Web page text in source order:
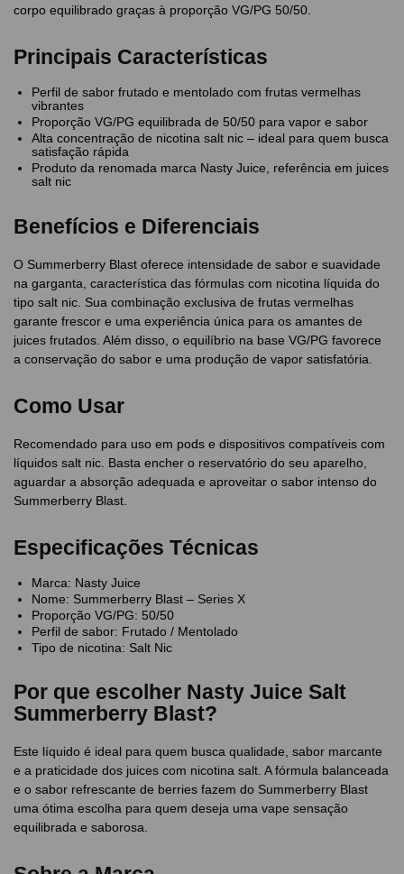
corpo equilibrado graças à proporção VG/PG 50/50.
Principais Características
Perfil de sabor frutado e mentolado com frutas vermelhas
vibrantes
Proporção VG/PG equilibrada de 50/50 para vapor e sabor
Alta concentração de nicotina salt nic – ideal para quem busca
satisfação rápida
Produto da renomada marca Nasty Juice, referência em juices
salt nic
Benefícios e Diferenciais
O Summerberry Blast oferece intensidade de sabor e suavidade
na garganta, característica das fórmulas com nicotina líquida do
tipo salt nic. Sua combinação exclusiva de frutas vermelhas
garante frescor e uma experiência única para os amantes de
juices frutados. Além disso, o equilíbrio na base VG/PG favorece
a conservação do sabor e uma produção de vapor satisfatória.
Como Usar
Recomendado para uso em pods e dispositivos compatíveis com
líquidos salt nic. Basta encher o reservatório do seu aparelho,
aguardar a absorção adequada e aproveitar o sabor intenso do
Summerberry Blast.
Especificações Técnicas
Marca: Nasty Juice
Nome: Summerberry Blast – Series X
Proporção VG/PG: 50/50
Perfil de sabor: Frutado / Mentolado
Tipo de nicotina: Salt Nic
Por que escolher Nasty Juice Salt
Summerberry Blast?
Este líquido é ideal para quem busca qualidade, sabor marcante
e a praticidade dos juices com nicotina salt. A fórmula balanceada
e o sabor refrescante de berries fazem do Summerberry Blast
uma ótima escolha para quem deseja uma vape sensação
equilibrada e saborosa.